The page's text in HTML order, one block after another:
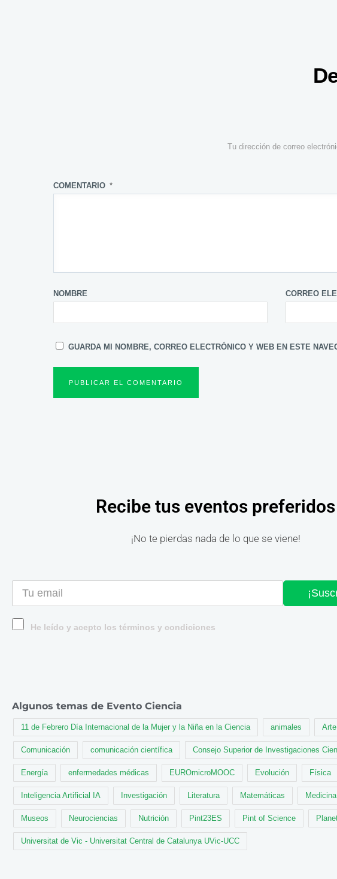
Tu dirección de correo
COMENTARIO *
NOMBRE CORREO
GUARDA MI NOMBRE, CORREO ELECTRÓNICO Y WEB EN ESTE
Recibe tus eventos preferidos
¡No te pierdas nada de lo que se viene!
He leído y acepto los términos y condiciones
Algunos temas de Evento Ciencia
11 de Febrero Día Internacional de la Mujer y la Niña en la Ciencia animales Arte
Comunicación comunicación científica Consejo Superior de Investigaciones
Energía enfermedades médicas EUROmicroMOOC Evolución Física
Inteligencia Artificial IA Investigación Literatura Matemáticas Medicina
Museos Neurociencias Nutrición Pint23ES Pint of Science
Universitat de Vic - Universitat Central de Catalunya UVic-UCC